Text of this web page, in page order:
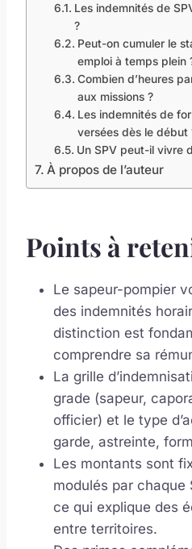
Les indemnités de
?
Peut-on cumuler le
emploi à temps plein
Combien d’heures
aux missions ?
Les indemnités de
versées dès le début
Un SPV peut-il vivre
À propos de l’auteur
Points à
Le sapeur-pompier
des indemnités
distinction est
comprendre sa
La grille
grade (sapeur,
officier) et le type
garde, astreinte,
Les montants sont
modulés par chaque
ce qui explique des
entre territoires.